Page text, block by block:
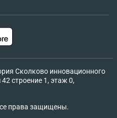
Сколково инновационного
строение 1, этаж 0,
права защищены.